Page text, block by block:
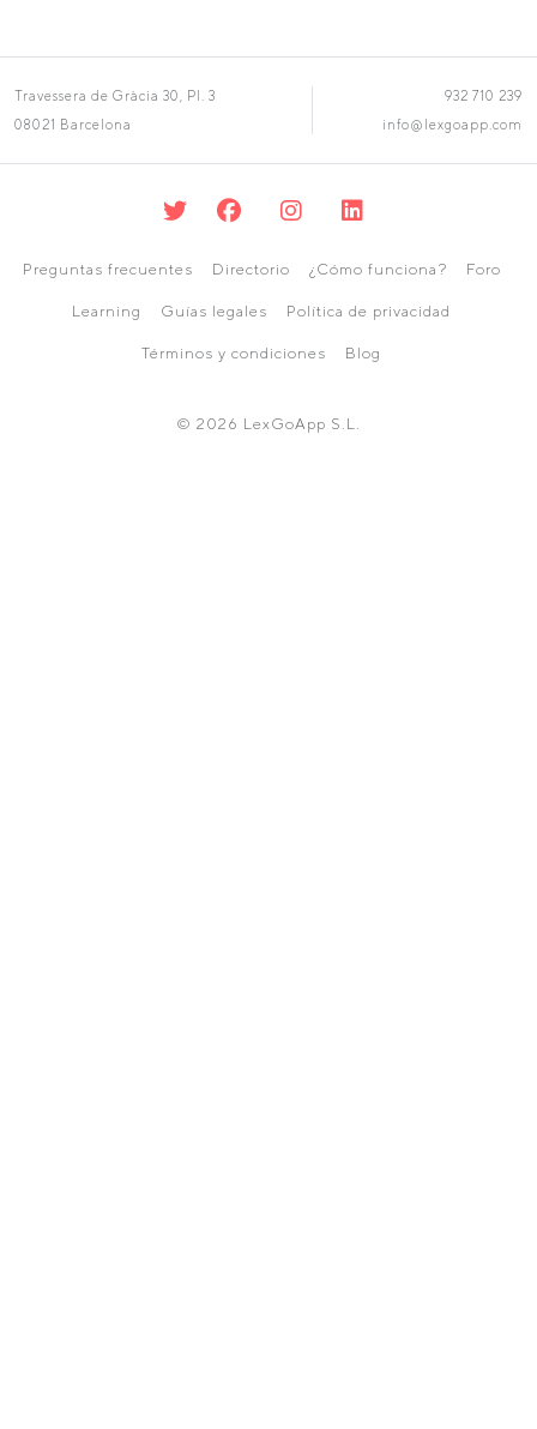
Travessera de Gràcia 30, Pl. 3
08021 Barcelona
932 710 239
info@lexgoapp.com
Preguntas frecuentes Directorio ¿Cómo funciona? Foro
Learning Guías legales Política de privacidad
Términos y condiciones Blog
© 2026 LexGoApp S.L.